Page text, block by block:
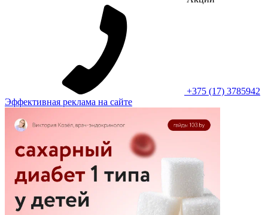
+375 (17) 3785942
Эффективная реклама на сайте